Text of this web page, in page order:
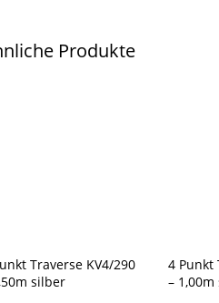
Produkte
Traverse KV4/290
silber
4 Punkt
–